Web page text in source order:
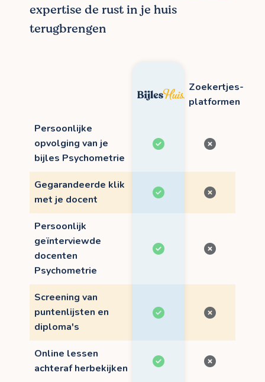
expertise de rust in je huis
terugbrengen
Zoekertjes-
platformen
Persoonlijke
opvolging van je
bijles Psychometrie
Gegarandeerde klik
met je docent
Persoonlijk
geïnterviewde
docenten
Psychometrie
Screening van
puntenlijsten en
diploma's
Online lessen
achteraf herbekijken